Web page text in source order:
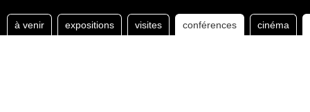
à venir expositions visites conférences cinéma